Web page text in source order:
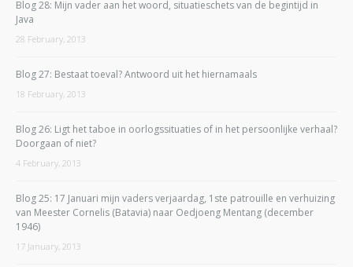
Blog 28: Mijn vader aan het woord, situatieschets van de begintijd in
Java
28 February, 2013
Blog 27: Bestaat toeval? Antwoord uit het hiernamaals
18 February, 2013
Blog 26: Ligt het taboe in oorlogssituaties of in het persoonlijke verhaal?
Doorgaan of niet?
4 February, 2013
Blog 25: 17 Januari mijn vaders verjaardag, 1ste patrouille en verhuizing
van Meester Cornelis (Batavia) naar Oedjoeng Mentang (december
1946)
17 January, 2013